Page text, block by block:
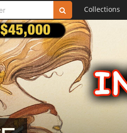
Collections